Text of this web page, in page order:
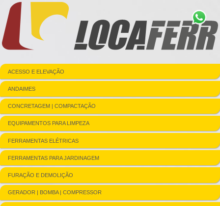
ACESSO E ELEVAÇÃO
ANDAIMES
CONCRETAGEM | COMPACTAÇÃO
EQUIPAMENTOS PARA LIMPEZA
FERRAMENTAS ELÉTRICAS
FERRAMENTAS PARA JARDINAGEM
FURAÇÃO E DEMOLIÇÃO
GERADOR | BOMBA | COMPRESSOR